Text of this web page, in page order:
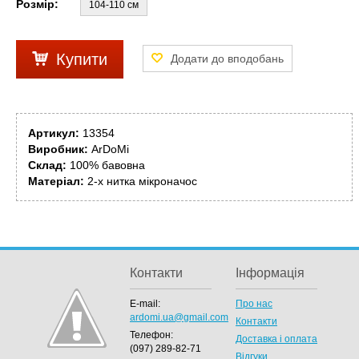
Розмір: 104-110 см
Купити
Артикул: 13354
Виробник: ArDoMi
Склад: 100% бавовна
Матеріал: 2-х нитка мікроначос
Контакти
E-mail:
ardomi.ua@gmail.com
Телефон:
(097) 289-82-71
Інформація
Про нас
Контакти
Доставка і оплата
Відгуки